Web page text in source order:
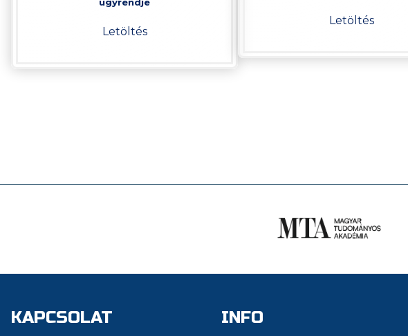
Letöltés
Letöltés
KAPCSOLAT INFO